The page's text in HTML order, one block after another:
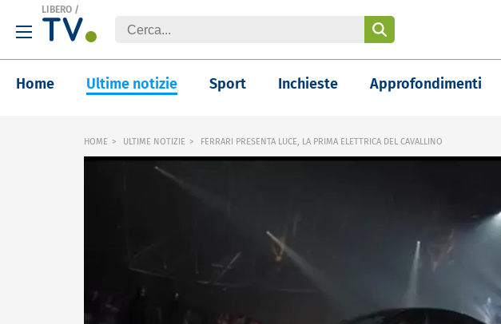
LIBERO /
Home Ultime notizie Sport Inchieste Approfondimenti
HOME ULTIME NOTIZIE FERRARI PRESENTA LUCE, LA PRIMA ELETTRICA DEL CAVALLINO